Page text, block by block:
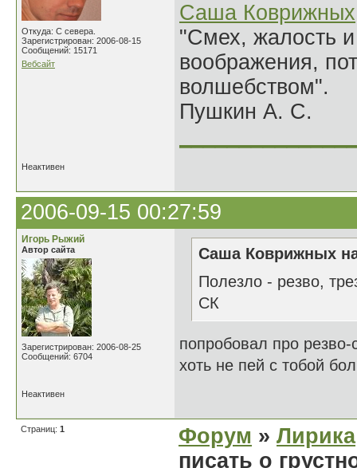
Откуда: С севера.
Зарегистрирован: 2006-08-15
Сообщений: 15171
Вебсайт
Саша Коврижных
"Смех, жалость
воображения,
волшебством".
Пушкин А. С.
Неактивен
2006-09-15 00:27:59
Игорь Рыжий
Автор сайта
Зарегистрирован: 2006-08-25
Сообщений: 6704
Саша Коврижных
Полезло - резво,
СК
попробовал про
хоть не пей с тобой
Неактивен
Страниц: 1 Форум » Лирика
писать о